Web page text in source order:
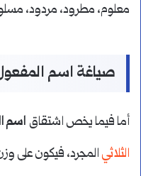
معلوم، مطرود، مردود،
صياغة اسم
أما فيما يخص اشتقاق اسم
الثلاثي المجرد، فيكون على